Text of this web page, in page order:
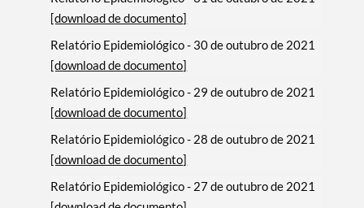
[download de documento]
Relatório Epidemiológico - 30 de outubro de 2021
[download de documento]
Relatório Epidemiológico - 29 de outubro de 2021
[download de documento]
Relatório Epidemiológico - 28 de outubro de 2021
[download de documento]
Relatório Epidemiológico - 27 de outubro de 2021